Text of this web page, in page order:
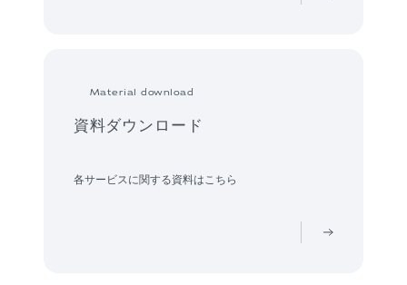
Material download
資料ダウンロード
各サービスに関する資料はこちら